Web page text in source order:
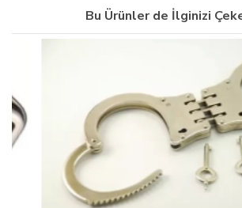
Bu Ürünler de İlginizi